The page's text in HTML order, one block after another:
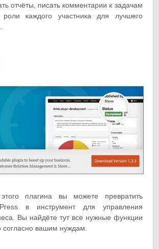
отчёты, писать комментарии к задачам
каждого участника для лучшего
плагина вы можете превратить
в инструмент для управления
Вы найдёте тут все нужные функции
согласно вашим нуждам.